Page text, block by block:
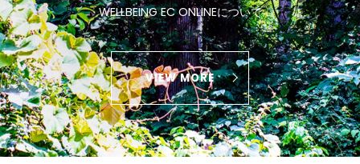
WELLBEING EC ONLINEについて
VIEW MORE